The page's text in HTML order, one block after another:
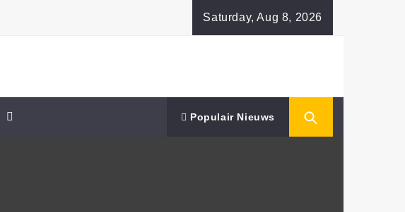
Saturday, Aug 8, 2026
Populair Nieuws